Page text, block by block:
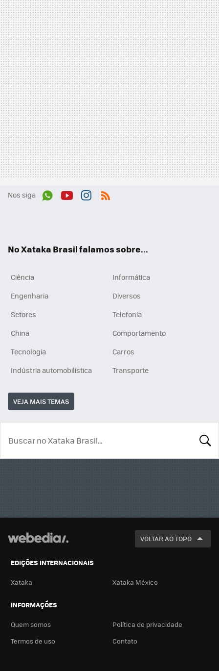
Nos siga
No Xataka Brasil falamos sobre...
Ciência
Informática
Engenharia
Diversos
Setores
Telefonia
China
Comportamento
Tecnologia
Carros
Indústria automobilística
Transporte
VEJA MAIS TEMAS
VOLTAR AO TOPO
EDIÇÕES INTERNACIONAIS
Xataka Xataka México
INFORMAÇÕES
Quem somos
Política de privacidade
Termos de uso
Contato